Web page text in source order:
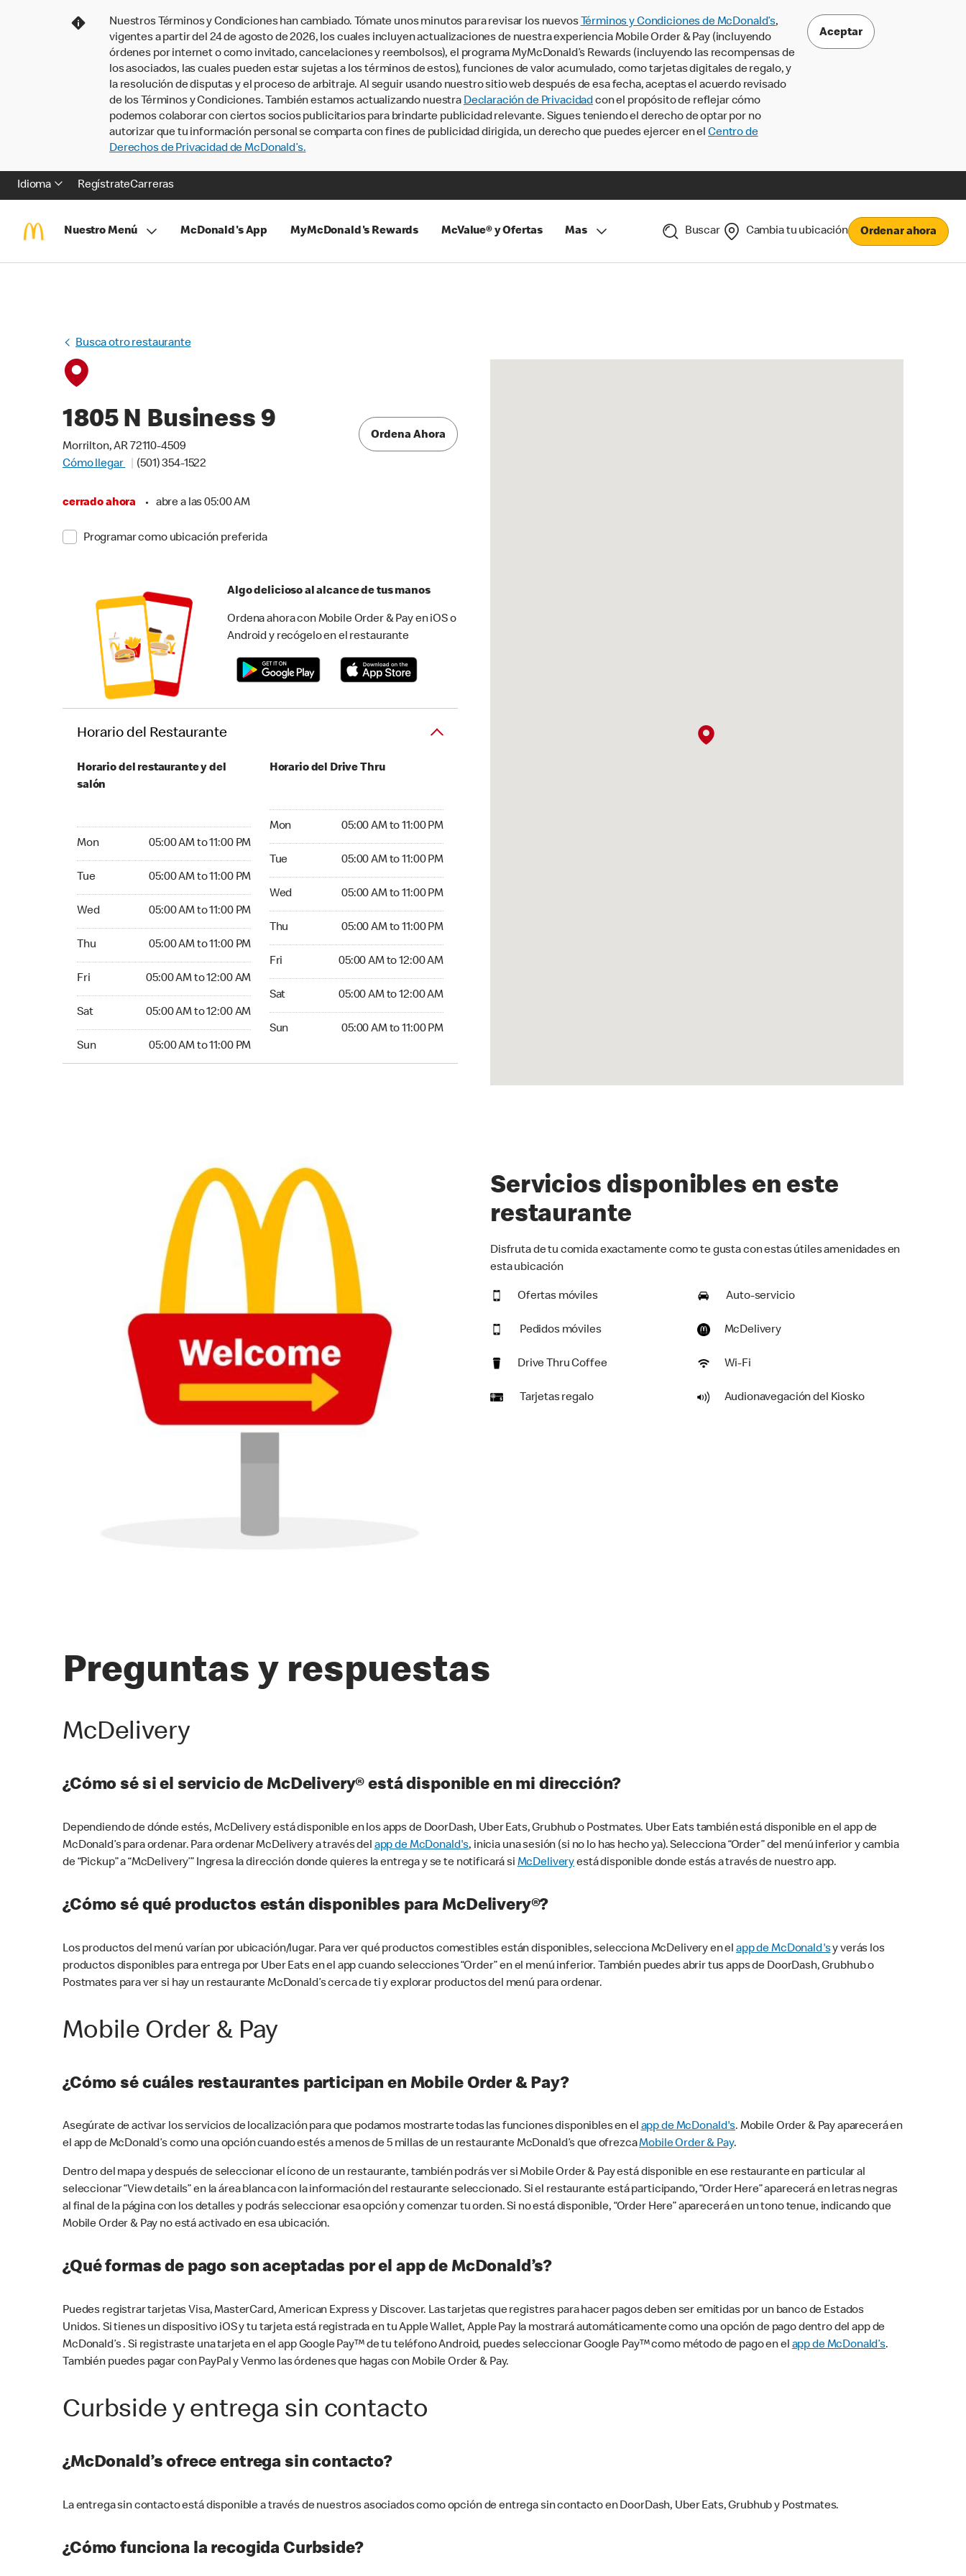
Nuestros Términos y Condiciones han cambiado. Tómate unos minutos para revisar los nuevos Términos y Condiciones de McDonald’s,
vigentes a partir del 24 de agosto de 2026, los cuales incluyen actualizaciones de nuestra experiencia Mobile Order & Pay (incluyendo
órdenes por internet o como invitado, cancelaciones y reembolsos), el programa MyMcDonald’s Rewards (incluyendo las recompensas de
los asociados, las cuales pueden estar sujetas a los términos de estos), funciones de valor acumulado, como tarjetas digitales de regalo, y
la resolución de disputas y el proceso de arbitraje. Al seguir usando nuestro sitio web después de esa fecha, aceptas el acuerdo revisado
de los Términos y Condiciones. También estamos actualizando nuestra Declaración de Privacidadcon el propósito de reflejar cómo
podemos colaborar con ciertos socios publicitarios para brindarte publicidad relevante. Sigues teniendo el derecho de optar por no
autorizar que tu información personal se comparta con fines de publicidad dirigida, un derecho que puedes ejercer en el Centro de
Derechos de Privacidad de McDonald’s.
Aceptar
Idioma RegístrateCarreras
Nuestro Menú McDonald's App MyMcDonald's Rewards McValue® y Ofertas Mas Buscar Cambia tu ubicación Ordenar ahora
Busca otro restaurante
1805 N Business 9
Morrilton, AR 72110-4509
Cómo llegar
(501) 354-1522
cerrado ahora • abre a las 05:00 AM
Programar como ubicación preferida
Ordena Ahora
Algo delicioso al alcance de tus manos
Ordena ahora con Mobile Order & Pay en iOS o
Android y recógelo en el restaurante
Horario del Restaurante
Horario del restaurante y del
salón
Mon 05:00 AM to 11:00 PM
Tue 05:00 AM to 11:00 PM
Wed 05:00 AM to 11:00 PM
Thu 05:00 AM to 11:00 PM
Fri 05:00 AM to 12:00 AM
Sat 05:00 AM to 12:00 AM
Sun 05:00 AM to 11:00 PM
Horario del Drive Thru
Mon 05:00 AM to 11:00 PM
Tue 05:00 AM to 11:00 PM
Wed 05:00 AM to 11:00 PM
Thu 05:00 AM to 11:00 PM
Fri 05:00 AM to 12:00 AM
Sat 05:00 AM to 12:00 AM
Sun 05:00 AM to 11:00 PM
Servicios disponibles en este
restaurante
Disfruta de tu comida exactamente como te gusta con estas útiles amenidades en
esta ubicación
Ofertas móviles Auto-servicio
Pedidos móviles McDelivery
Drive Thru Coffee Wi-Fi
Tarjetas regalo Audionavegación del Kiosko
Preguntas y respuestas
McDelivery
¿Cómo sé si el servicio de McDelivery® está disponible en mi dirección?
Dependiendo de dónde estés, McDelivery está disponible en los apps de DoorDash, Uber Eats, Grubhub o Postmates. Uber Eats también está disponible en el app de
McDonald’s para ordenar. Para ordenar McDelivery a través del app de McDonald's, inicia una sesión (si no lo has hecho ya). Selecciona “Order” del menú inferior y cambia
de “Pickup” a “McDelivery’” Ingresa la dirección donde quieres la entrega y se te notificará si McDeliveryestá disponible donde estás a través de nuestro app.
¿Cómo sé qué productos están disponibles para McDelivery®?
Los productos del menú varían por ubicación/lugar. Para ver qué productos comestibles están disponibles, selecciona McDelivery en elapp de McDonald'sy verás los
productos disponibles para entrega por Uber Eats en el app cuando selecciones “Order” en el menú inferior. También puedes abrir tus apps de DoorDash, Grubhub o
Postmates para ver si hay un restaurante McDonald’s cerca de ti y explorar productos del menú para ordenar.
Mobile Order & Pay
¿Cómo sé cuáles restaurantes participan en Mobile Order & Pay?
Asegúrate de activar los servicios de localización para que podamos mostrarte todas las funciones disponibles en elapp de McDonald's. Mobile Order & Pay aparecerá en
el app de McDonald’s como una opción cuando estés a menos de 5 millas de un restaurante McDonald’s que ofrezcaMobile Order & Pay.
Dentro del mapa y después de seleccionar el ícono de un restaurante, también podrás ver si Mobile Order & Pay está disponible en ese restaurante en particular al
seleccionar “View details” en la área blanca con la información del restaurante seleccionado. Si el restaurante está participando, “Order Here” aparecerá en letras negras
al final de la página con los detalles y podrás seleccionar esa opción y comenzar tu orden. Si no está disponible, “Order Here” aparecerá en un tono tenue, indicando que
Mobile Order & Pay no está activado en esa ubicación.
¿Qué formas de pago son aceptadas por el app de McDonald’s?
Puedes registrar tarjetas Visa, MasterCard, American Express y Discover. Las tarjetas que registres para hacer pagos deben ser emitidas por un banco de Estados
Unidos. Si tienes un dispositivo iOS y tu tarjeta está registrada en tu Apple Wallet, Apple Pay la mostrará automáticamente como una opción de pago dentro del app de
McDonald’s . Si registraste una tarjeta en el app Google Pay™ de tu teléfono Android, puedes seleccionar Google Pay™ como método de pago en elapp de McDonald’s.
También puedes pagar con PayPal y Venmo las órdenes que hagas con Mobile Order & Pay.
Curbside y entrega sin contacto
¿McDonald’s ofrece entrega sin contacto?
La entrega sin contacto está disponible a través de nuestros asociados como opción de entrega sin contacto en DoorDash, Uber Eats, Grubhub y Postmates.
¿Cómo funciona la recogida Curbside?